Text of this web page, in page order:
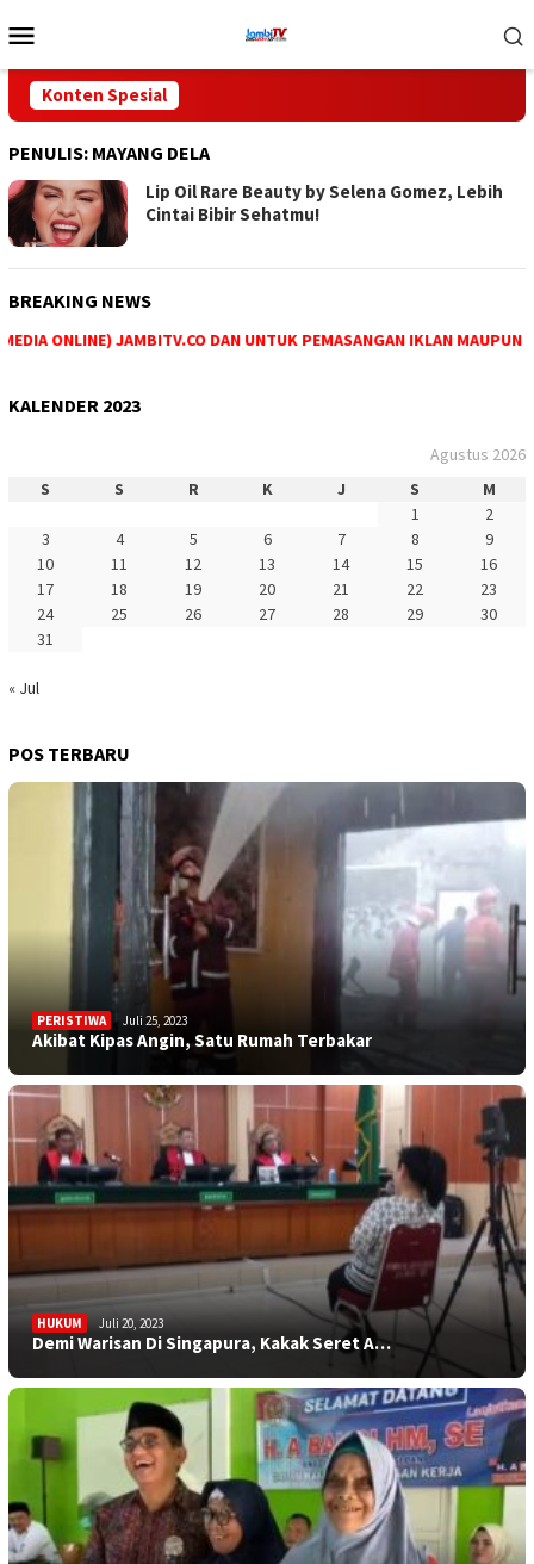
ke
Mobile
Konten Spesial
PENULIS: MAYANG DELA
Lip Oil Rare Beauty by Selena Gomez, Lebih
Cintai Bibir Sehatmu!
BREAKING NEWS
ONLINE) JAMBITV.CO DAN UNTUK PEMASANGAN IKLAN MAUPUN
KALENDER 2023
Agustus 2026
S
S R K J S
M
1
2
3
4 5 6 7 8
9
10
11 12 13 14 15
16
17
18 19 20 21 22
23
24
25 26 27 28 29
30
31
« Jul
POS TERBARU
PERISTIWA Juli 25, 2023
Akibat Kipas Angin, Satu Rumah Terbakar
HUKUM Juli 20, 2023
Demi Warisan Di Singapura, Kakak Seret A…